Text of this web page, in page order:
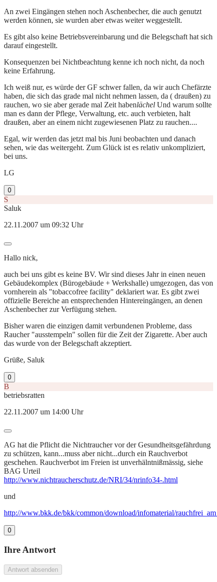
An zwei Eingängen stehen noch Aschenbecher, die auch genutzt
werden können, sie wurden aber etwas weiter weggestellt.
Es gibt also keine Betriebsvereinbarung und die Belegschaft hat sich
darauf eingestellt.
Konsequenzen bei Nichtbeachtung kenne ich noch nicht, da noch
keine Erfahrung.
Ich weiß nur, es würde der GF schwer fallen, da wir auch Chefärzte
haben, die sich das grade mal nicht nehmen lassen, da ( draußen) zu
rauchen, wo sie aber gerade mal Zeit habenlächel Und warum sollte
man es dann der Pflege, Verwaltung, etc. auch verbieten, halt
draußen, aber an einem nicht zugewiesenen Platz zu rauchen....
Egal, wir werden das jetzt mal bis Juni beobachten und danach
sehen, wie das weitergeht. Zum Glück ist es relativ unkompliziert,
bei uns.
LG
0
S
Saluk
22.11.2007 um 09:32 Uhr
Hallo nick,
auch bei uns gibt es keine BV. Wir sind dieses Jahr in einen neuen
Gebäudekomplex (Bürogebäude + Werkshalle) umgezogen, das von
vornherein als "tobaccofree facility" deklariert war. Es gibt zwei
offizielle Bereiche an entsprechenden Hintereingängen, an denen
Aschenbecher zur Verfügung stehen.
Bisher waren die einzigen damit verbundenen Probleme, dass
Raucher "ausstempeln" sollen für die Zeit der Zigarette. Aber auch
das wurde von der Belegschaft akzeptiert.
Grüße, Saluk
0
B
betriebsratten
22.11.2007 um 14:00 Uhr
AG hat die Pflicht die Nichtraucher vor der Gesundheitsgefährdung
zu schützen, kann...muss aber nicht...durch ein Rauchverbot
geschehen. Rauchverbot im Freien ist unverhälntnißmässig, siehe
BAG Urteil
http://www.nichtraucherschutz.de/NRI/34/nrinfo34-.html
und
http://www.bkk.de/bkk/common/download/infomaterial/
0
Ihre Antwort
Antwort absenden